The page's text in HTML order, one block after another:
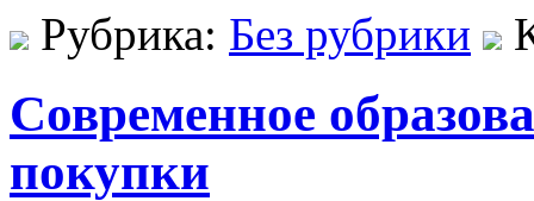
Рубрика: Без рубрики
Современное
покупки